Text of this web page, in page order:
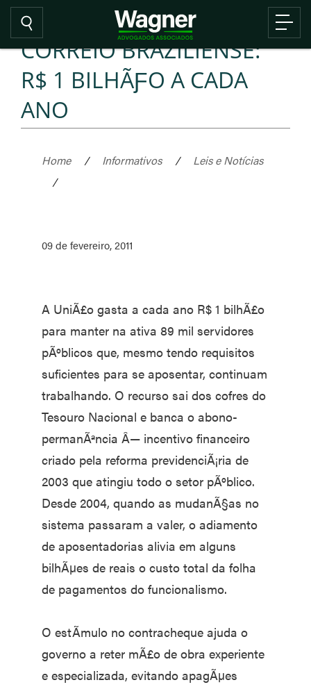
CORREIO BRAZILIENSE:
R$ 1 BILHÃƑO A CADA
ANO
Home / Informativos /
Leis e Notícias
/
09 de fevereiro, 2011
A UniÃ£o gasta a cada ano R$ 1 bilhÃ£o
para manter na ativa 89 mil servidores
pÃºblicos que, mesmo tendo requisitos
suficientes para se aposentar, continuam
trabalhando. O recurso sai dos cofres do
Tesouro Nacional e banca o abono-
permanÃªncia Â— incentivo financeiro
criado pela reforma previdenciÃ¡ria de
2003 que atingiu todo o setor pÃºblico.
Desde 2004, quando as mudanÃ§as no
sistema passaram a valer, o adiamento
de aposentadorias alivia em alguns
bilhÃµes de reais o custo total da folha
de pagamentos do funcionalismo.
O estÃ­mulo no contracheque ajuda o
governo a reter mÃ£o de obra experiente
e especializada, evitando apagÃµes